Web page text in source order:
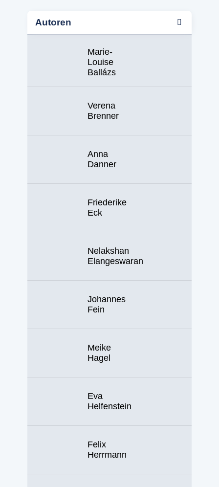
Autoren
Marie-
Louise
Ballázs
Verena
Brenner
Anna
Danner
Friederike
Eck
Nelakshan
Elangeswaran
Johannes
Fein
Meike
Hagel
Eva
Helfenstein
Felix
Herrmann